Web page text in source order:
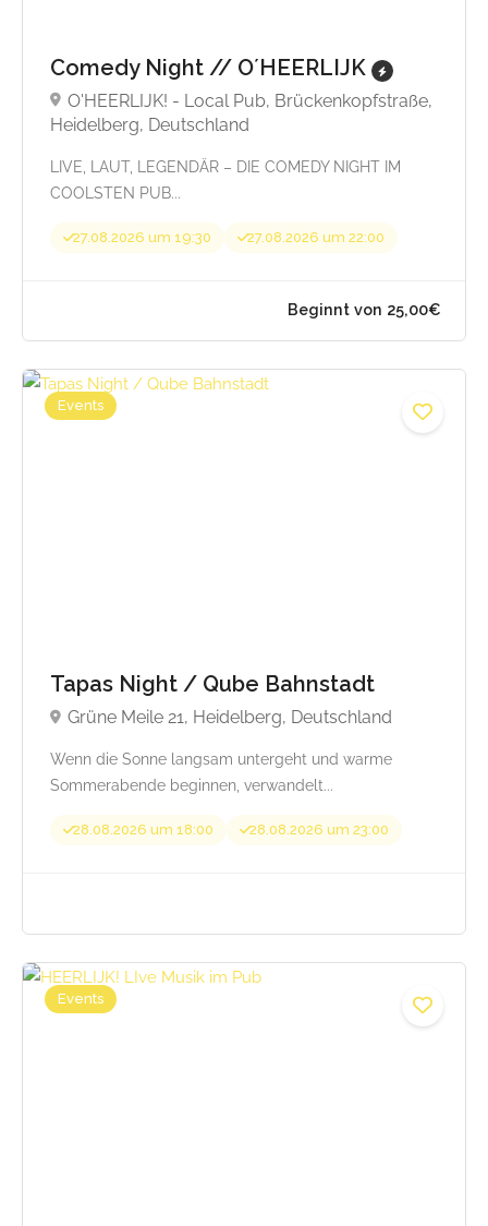
Comedy Night // O´HEERLIJK
O'HEERLIJK! - Local Pub, Brückenkopfstraße,
Heidelberg, Deutschland
LIVE, LAUT, LEGENDÄR – DIE COMEDY NIGHT IM
COOLSTEN PUB...
27.08.2026 um 19:30 27.08.2026 um 22:00
Events
Tapas Night / Qube Bahnstadt
Grüne Meile 21, Heidelberg, Deutschland
Wenn die Sonne langsam untergeht und warme
Sommerabende beginnen, verwandelt...
28.08.2026 um 18:00 28.08.2026 um 23:00
Events